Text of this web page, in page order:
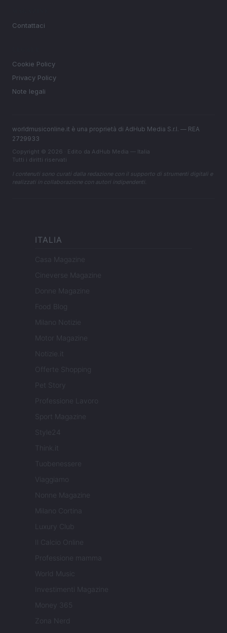
Contattaci
Cookie Policy
Privacy Policy
Note legali
worldmusiconline.it è una proprietà di AdHub Media S.r.l. — REA
2729933
Copyright © 2026 · Edito da AdHub Media — Italia
Tutti i diritti riservati
I contenuti sono curati dalla redazione con il supporto di strumenti digitali e
realizzati in collaborazione con autori indipendenti.
ITALIA
Casa Magazine
Cineverse Magazine
Donne Magazine
Food Blog
Milano Notizie
Motor Magazine
Notizie.it
Offerte Shopping
Pet Story
Professione Lavoro
Sport Magazine
Style24
Think.it
Tuobenessere
Viaggiamo
Nonne Magazine
Milano Cortina
Luxury Club
Il Calcio Online
Professione mamma
World Music
Investimenti Magazine
Money 365
Zona Nerd